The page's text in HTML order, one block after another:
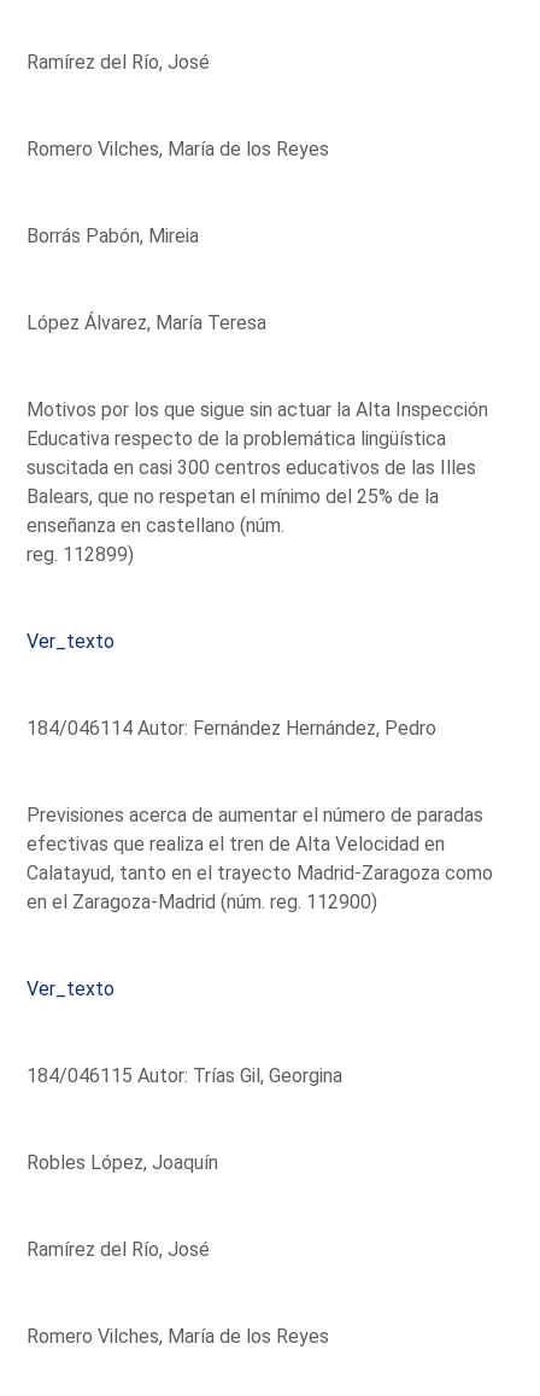
Ramírez del Río, José
Romero Vilches, María de los Reyes
Borrás Pabón, Mireia
López Álvarez, María Teresa
Motivos por los que sigue sin actuar la Alta Inspección
Educativa respecto de la problemática lingüística
suscitada en casi 300 centros educativos de las Illes
Balears, que no respetan el mínimo del 25% de la
enseñanza en castellano (núm.
reg. 112899)
Ver_texto
184/046114 Autor: Fernández Hernández, Pedro
Previsiones acerca de aumentar el número de paradas
efectivas que realiza el tren de Alta Velocidad en
Calatayud, tanto en el trayecto Madrid-Zaragoza como
en el Zaragoza-Madrid (núm. reg. 112900)
Ver_texto
184/046115 Autor: Trías Gil, Georgina
Robles López, Joaquín
Ramírez del Río, José
Romero Vilches, María de los Reyes